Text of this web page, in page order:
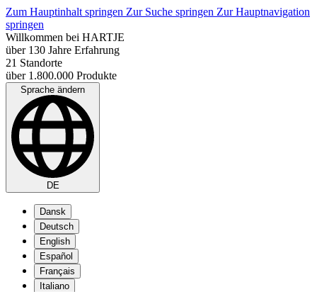
Zum Hauptinhalt springen Zur Suche springen Zur Hauptnavigation
springen
Willkommen bei HARTJE
über 130 Jahre Erfahrung
21 Standorte
über 1.800.000 Produkte
Sprache ändern
DE
Dansk
Deutsch
English
Español
Français
Italiano